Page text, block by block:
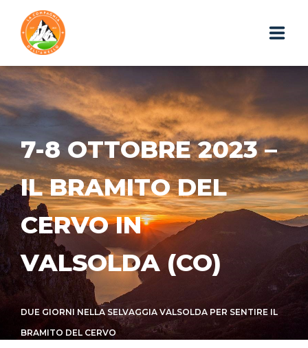
HOME
CHI SIAMO
ESCURSIONI
PHOTOGALLERY
IL BLOG
I GADGET
WEBAPP
CONTATTI
7-8 OTTOBRE 2023 –
IL BRAMITO DEL
CERVO IN
VALSOLDA (CO)
DUE GIORNI NELLA SELVAGGIA VALSOLDA PER SENTIRE IL
BRAMITO DEL CERVO